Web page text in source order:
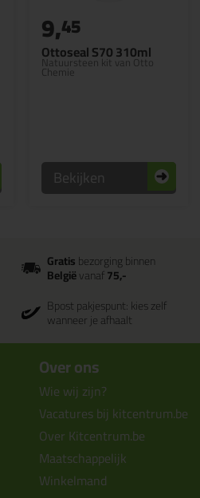
Ottoseal S70 310ml
Natuursteen kit van Otto
Chemie
9,45
Bekijken
Gratisbezorging binnen
Belgiëvanaf75,-
Bpost pakjespunt: kies zelf
wanneer je afhaalt
Over ons
Wie wij zijn?
Vacatures bij kitcentrum.be
Over Kitcentrum.be
Maatschappelijk
Winkelmand